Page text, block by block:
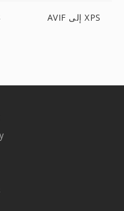
AVIF إلى XPS